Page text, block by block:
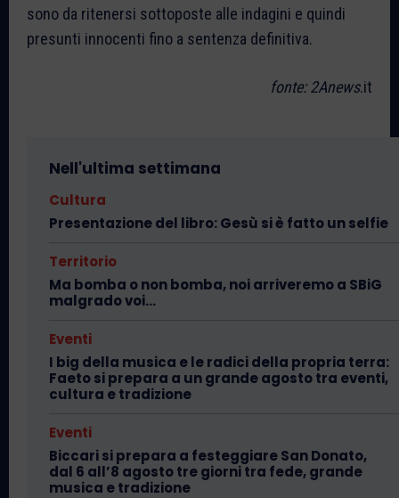
sono da ritenersi sottoposte alle indagini e quindi
presunti innocenti fino a sentenza definitiva.
fonte: 2Anews.it
Nell'ultima settimana
Cultura
Presentazione del libro: Gesù si è fatto un selfie
Territorio
Ma bomba o non bomba, noi arriveremo a SBiG
malgrado voi…
Eventi
I big della musica e le radici della propria terra:
Faeto si prepara a un grande agosto tra eventi,
cultura e tradizione
Eventi
Biccari si prepara a festeggiare San Donato,
dal 6 all’8 agosto tre giorni tra fede, grande
musica e tradizione